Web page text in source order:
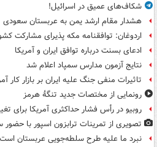
شکاف‌های عمیق در اسرائیل!
هشدار مقام ارشد یمن به عربستان سعودی
اردوغان: توافقنامه مکه پذیرای مشارکت
ادعای بسنت درباره توافق ایران و آمریکا
نتایج آزمون مدارس سمپاد اعلام شد
تاثیرات منفی جنگ علیه ایران بر بازار کار
رونمایی از مختصات جدید تنگۀ هرمز
روبیو در رأس فشار حداکثری آمریکا برای
تصویری از تمرینات ترابزون اسپور با حضور
نبرد ما علیه طرح سلطه‌جویی عربستان